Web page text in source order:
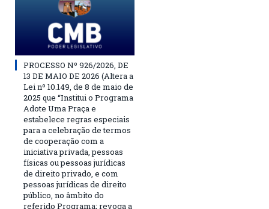
PROCESSO Nº 926/2026, DE
13 DE MAIO DE 2026 (Altera a
Lei nº 10.149, de 8 de maio de
2025 que “Institui o Programa
Adote Uma Praça e
estabelece regras especiais
para a celebração de termos
de cooperação com a
iniciativa privada, pessoas
físicas ou pessoas jurídicas
de direito privado, e com
pessoas jurídicas de direito
público, no âmbito do
referido Programa; revoga a